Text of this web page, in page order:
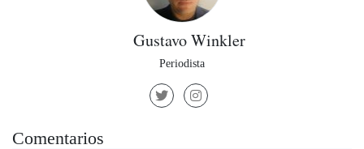
Gustavo Winkler
Periodista
Comentarios